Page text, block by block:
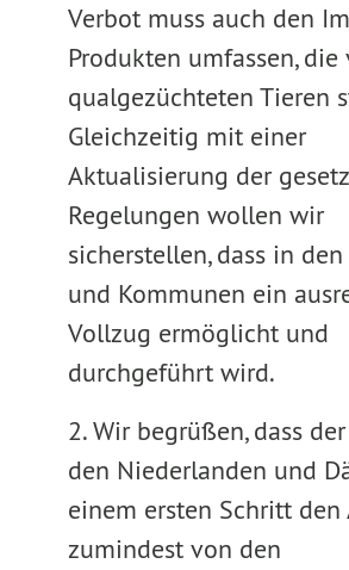
Verbot muss auch den
Produkten umfassen, die
qualgezüchteten Tieren
Gleichzeitig mit einer
Aktualisierung der
Regelungen wollen wir
sicherstellen, dass in
und Kommunen ein
Vollzug ermöglicht und
durchgeführt wird.
2. Wir begrüßen, dass
den Niederlanden und
einem ersten Schritt den
zumindest von den